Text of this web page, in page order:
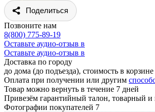
Поделиться
Позвоните нам
8(800) 775-89-19
Оставьте аудио-отзыв в
Оставьте аудио-отзыв в
Доставка по городу
до дома (до подъезда), стоимость в корзине
Оплата при получении или другим
Товар можно вернуть в течение 7 дней
Привезём гарантийный талон, товарный и
Фотографии покупателей 7